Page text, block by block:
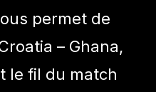
permet de
– Ghana,
le fil du match